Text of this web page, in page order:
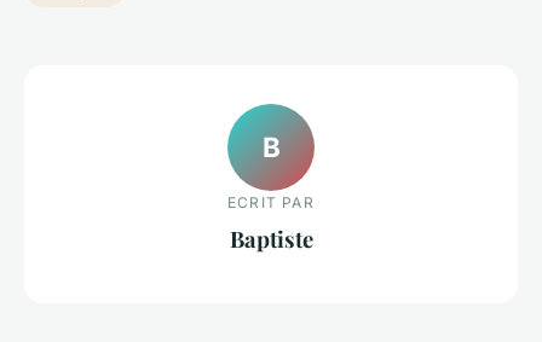
B
ECRIT PAR
Baptiste